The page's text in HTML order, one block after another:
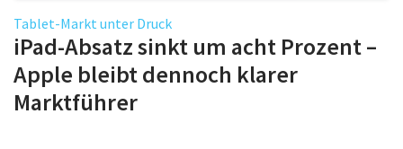
Tablet-Markt unter Druck
iPad-Absatz sinkt um acht Prozent –
Apple bleibt dennoch klarer
Marktführer